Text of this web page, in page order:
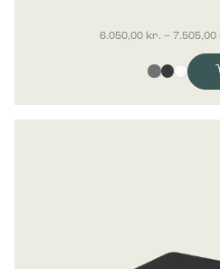
6.050,00 kr. – 7.505,00